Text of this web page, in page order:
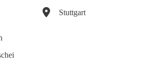
Stuttgart